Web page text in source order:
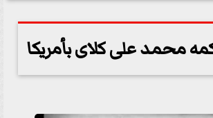
محمد على كلاى بأمريكا